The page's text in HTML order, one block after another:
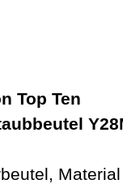
Top Ten